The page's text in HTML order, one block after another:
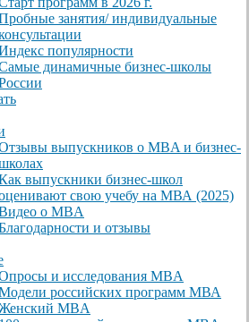
занятия/ индивидуальные
популярности
динамичные бизнес-школы
выпускников о MBA и бизнес-
выпускники бизнес-школ
свою учебу на МВА (2025)
о MBA
и отзывы
и исследования MBA
российских программ МВА
MBA